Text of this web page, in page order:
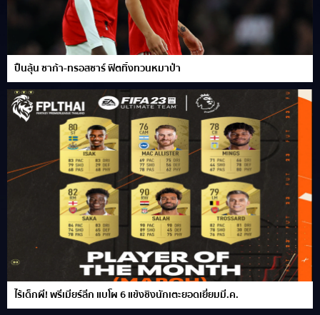
ปืนลุ้น ซาก้า-ทรอสซาร์ ฟิตทิ้งทวนหมาป่า
ไร้เด็กผี! พรีเมียร์ลีก แบโผ 6 แข้งชิงนักเตะยอดเยี่ยมมี.ค.